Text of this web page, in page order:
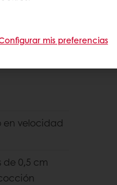
en velocidad
0,5 cm
mis preferencias